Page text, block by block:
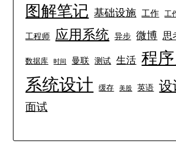
图解笔记 基础设施 工作 工
工程师 应用系统 异步 微博 思
数据库 时间 曼联 测试 生活 程
系统设计 缓存 美股 英语 设
面试